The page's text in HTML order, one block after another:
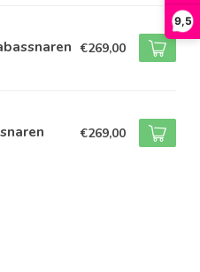
9,5
€269,00
€269,00